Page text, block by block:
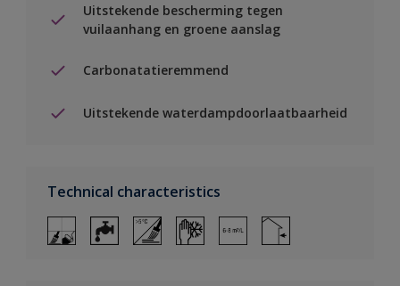
Uitstekende bescherming tegen
vuilaanhang en groene aanslag
Carbonatatieremmend
Uitstekende waterdampdoorlaatbaarheid
Technical characteristics